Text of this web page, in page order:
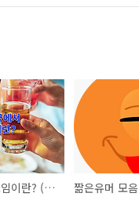
대한민국에서 모임이란? (인터넷유머)